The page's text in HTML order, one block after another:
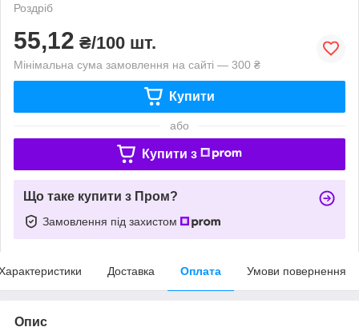
Роздріб
55,12 ₴/100 шт.
Мінімальна сума замовлення на сайті — 300 ₴
Купити
або
Купити з
Що таке купити з Пром?
Замовлення під захистом
Доставка Оплата Умови повернення
Опис